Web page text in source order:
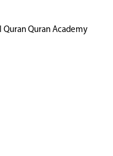
Quran Academy